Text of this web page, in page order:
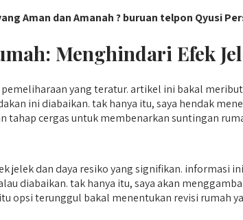
Aman dan Amanah ? buruan telpon Qyusi
Menghindari Efek
yang teratur. artikel ini bakal
ini diabaikan. tak hanya itu, saya hendak
tahap cergas untuk membenarkan suntingan
dan daya resiko yang signifikan. informasi
diabaikan. tak hanya itu, saya akan
opsi terunggul bakal menentukan revisi rumah